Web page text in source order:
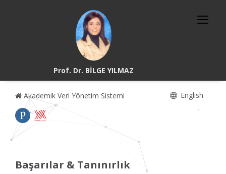
Prof. Dr. BİLGE YILMAZ
Akademik Veri Yönetim Sistemi English
Başarılar & Tanınırlık